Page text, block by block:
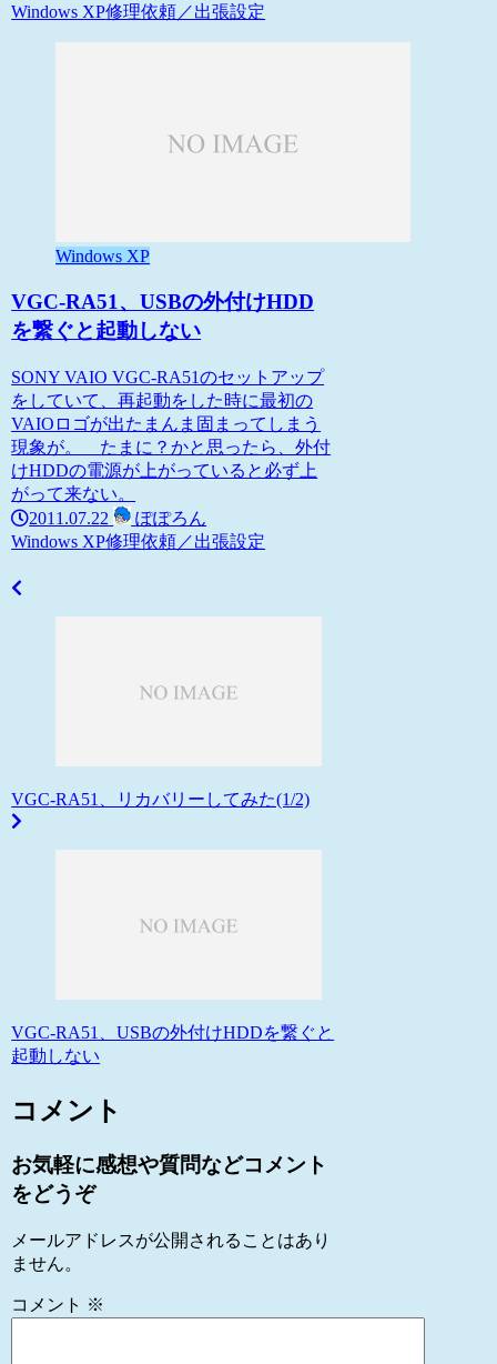
Windows XP修理依頼／出張設定
Windows XP
VGC-RA51、USBの外付けHDD
を繋ぐと起動しない
SONY VAIO VGC-RA51のセットアップ
をしていて、再起動をした時に最初の
VAIOロゴが出たまんま固まってしまう
現象が。 たまに？かと思ったら、外付
けHDDの電源が上がっていると必ず上
がって来ない。
2011.07.22
ぽぽろん
Windows XP修理依頼／出張設定
VGC-RA51、リカバリーしてみた(1/2)
VGC-RA51、USBの外付けHDDを繋ぐと
起動しない
コメント
お気軽に感想や質問などコメント
をどうぞ
メールアドレスが公開されることはあり
ません。
コメント ※